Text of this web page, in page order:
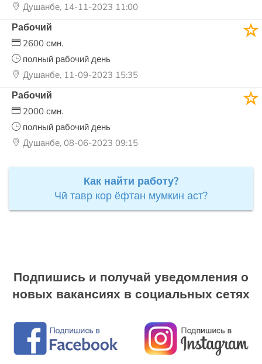
Душанбе, 14-11-2023 11:00
Рабочий
2600 смн.
полный рабочий день
Душанбе, 11-09-2023 15:35
Рабочий
2000 смн.
полный рабочий день
Душанбе, 08-06-2023 09:15
Как найти работу?
Чӣ тавр кор ёфтан мумкин аст?
Подпишись и получай уведомления о
новых вакансиях в социальных сетях